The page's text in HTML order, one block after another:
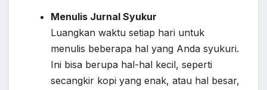
Menulis Jurnal Syukur
Luangkan waktu setiap hari untuk
menulis beberapa hal yang Anda syukuri.
Ini bisa berupa hal-hal kecil, seperti
secangkir kopi yang enak, atau hal besar,